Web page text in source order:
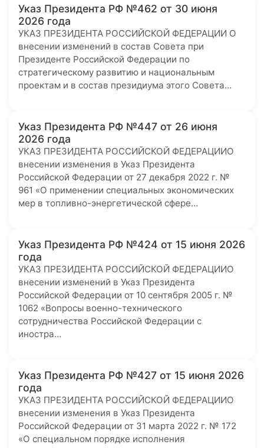
Указ Президента РФ №462 от 30 июня
2026 года
УКАЗ ПРЕЗИДЕНТА РОССИЙСКОЙ ФЕДЕРАЦИИ О
внесении изменений в состав Совета при
Президенте Российской Федерации по
стратегическому развитию и национальным
проектам и в состав президиума этого Совета…
Указ Президента РФ №447 от 26 июня
2026 года
УКАЗ ПРЕЗИДЕНТА РОССИЙСКОЙ ФЕДЕРАЦИИО
внесении изменения в Указ Президента
Российской Федерации от 27 декабря 2022 г. №
961 «О применении специальных экономических
мер в топливно-энергетической сфере…
Указ Президента РФ №424 от 15 июня 2026
года
УКАЗ ПРЕЗИДЕНТА РОССИЙСКОЙ ФЕДЕРАЦИИО
внесении изменений в Указ Президента
Российской Федерации от 10 сентября 2005 г. №
1062 «Вопросы военно-технического
сотрудничества Российской Федерации с
иностра…
Указ Президента РФ №427 от 15 июня 2026
года
УКАЗ ПРЕЗИДЕНТА РОССИЙСКОЙ ФЕДЕРАЦИИО
внесении изменения в Указ Президента
Российской Федерации от 31 марта 2022 г. № 172
«О специальном порядке исполнения